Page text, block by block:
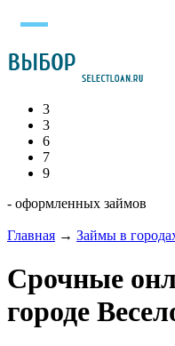
3
3
6
7
9
- оформленных займов
Главная → Займы в
Срочные
городе